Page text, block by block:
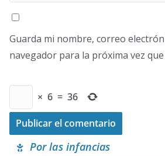
Guarda mi nombre, correo
navegador para la próxima vez
× 6 = 36
Por las infancias